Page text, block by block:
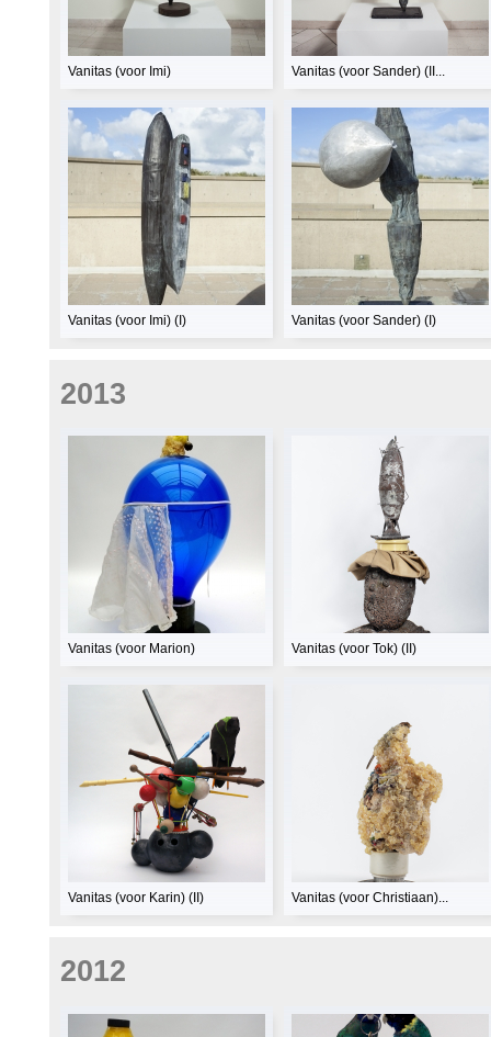
Vanitas (voor Imi) Vanitas (voor Sander) (II...
Vanitas (voor Imi) (I) Vanitas (voor Sander) (I)
2013
Vanitas (voor Marion) Vanitas (voor Tok) (II)
Vanitas (voor Karin) (II) Vanitas (voor Christiaan)...
2012